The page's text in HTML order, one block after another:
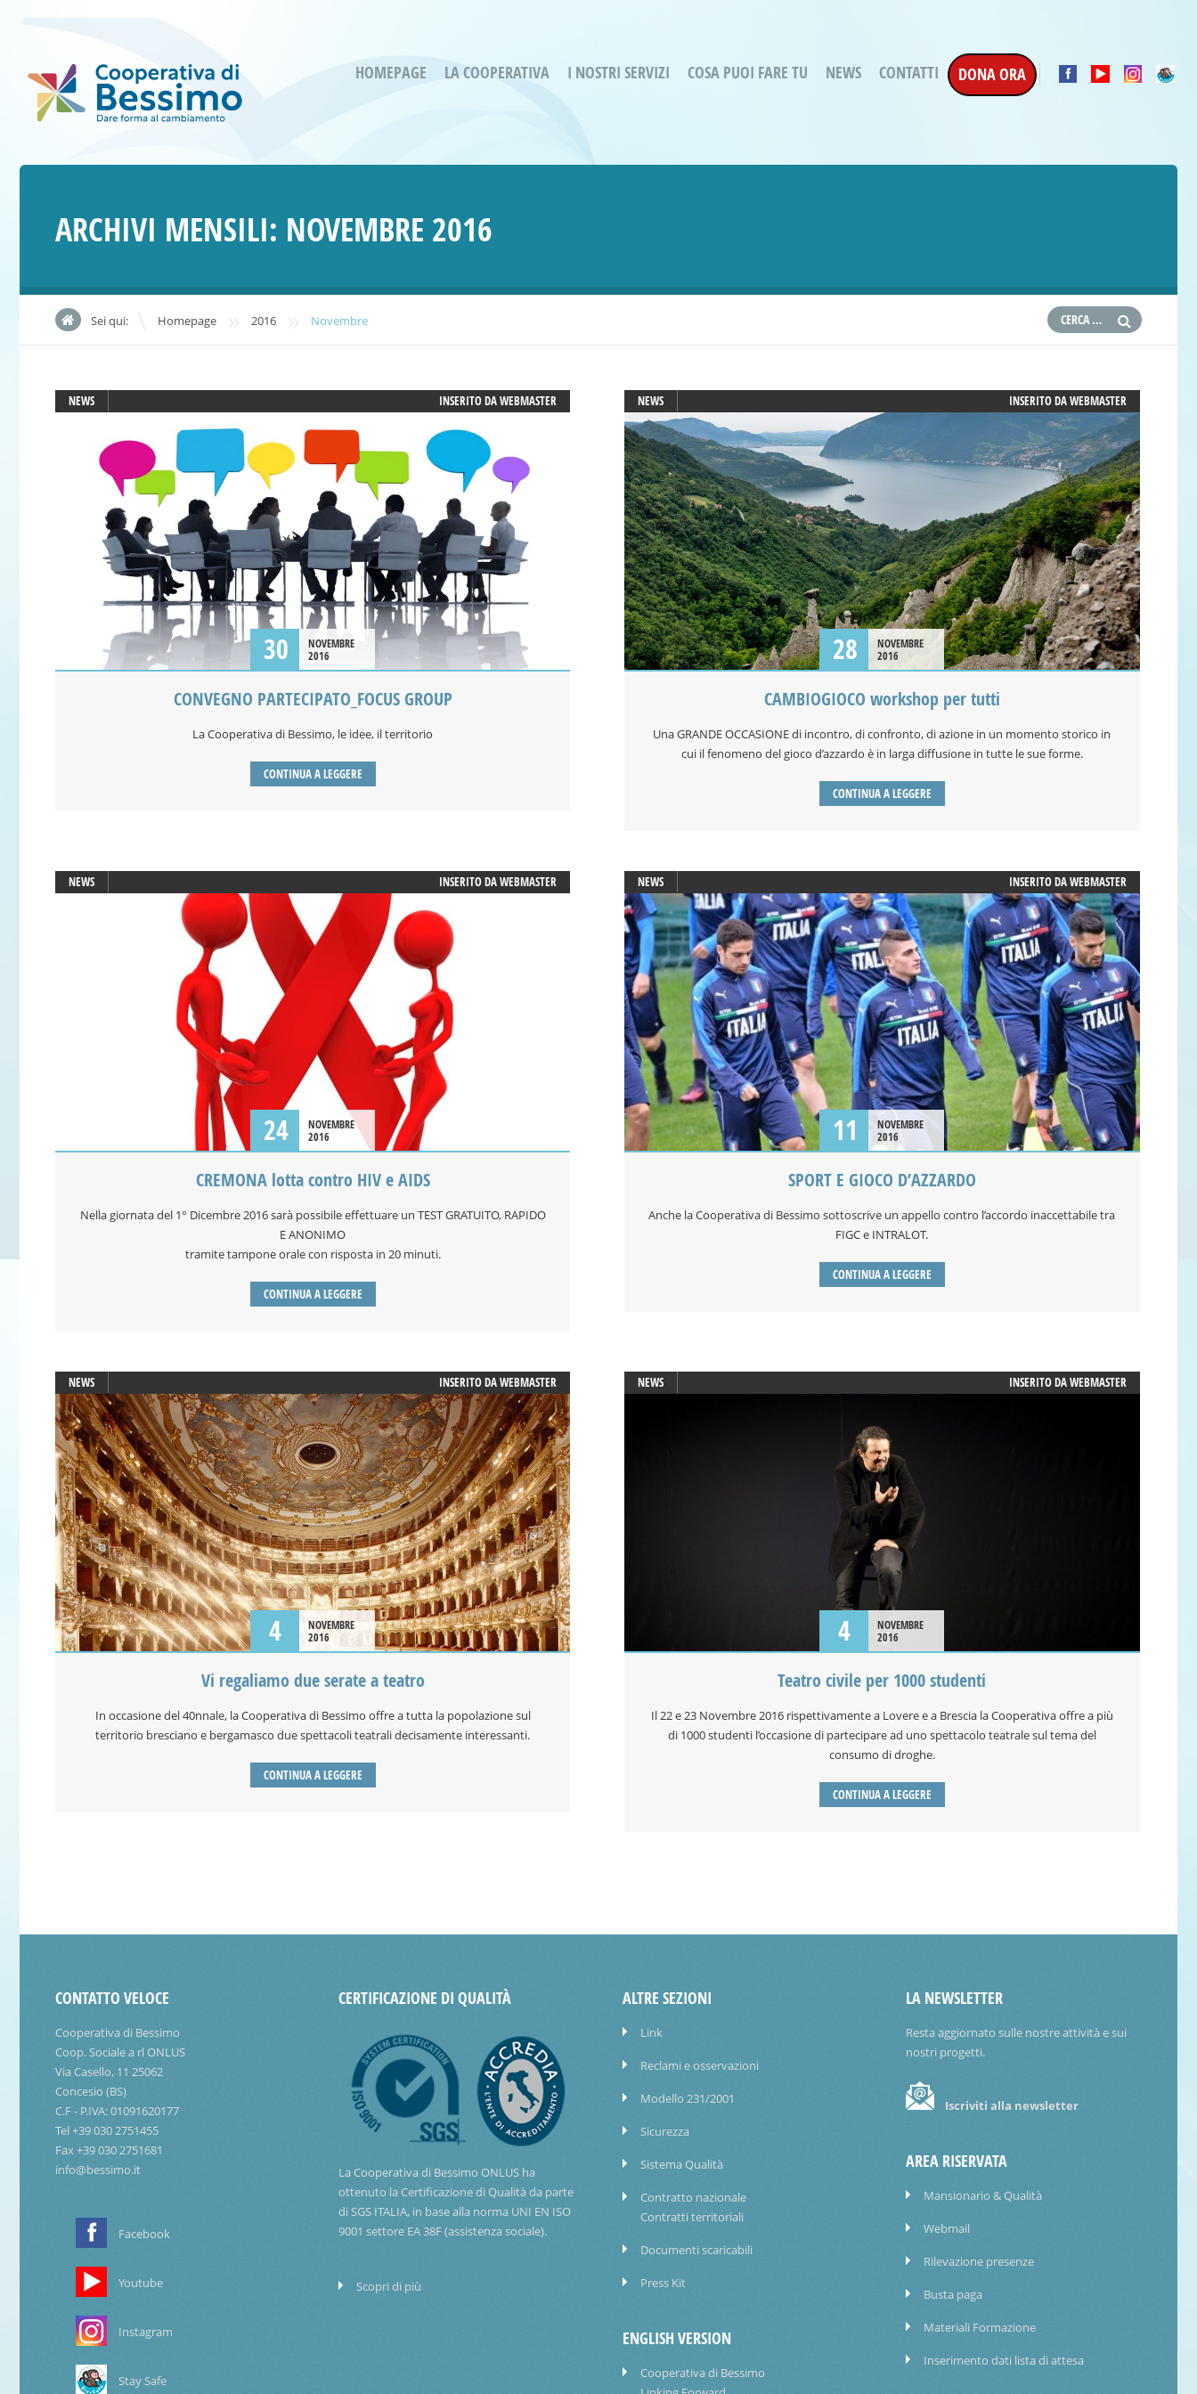
HOMEPAGE LA COOPERATIVA I NOSTRI SERVIZI
Bessimo Due
ergoterapica
COSA PUOI FARE TU NEWS CONTATTI DONA ORA
ARCHIVI MENSILI: NOVEMBRE 2016
Sei qui: Homepage » 2016 » Novembre
NEWS INSERITO DAWEBMASTER
30
NOVEMBRE
2016
CONVEGNO PARTECIPATO_FOCUS GROUP
La Cooperativa di Bessimo, le idee, il territorio
CONTINUA A LEGGERE
NEWS INSERITO DAWEBMASTER
28
NOVEMBRE
2016
CAMBIOGIOCO workshop per tutti
Una GRANDE OCCASIONE di incontro, di confronto, di azione in un momento storico in
cui il fenomeno del gioco d’azzardo è in larga diffusione in tutte le sue forme.
CONTINUA A LEGGERE
NEWS INSERITO DAWEBMASTER
24
NOVEMBRE
2016
CREMONA lotta contro HIV e AIDS
Nella giornata del 1° Dicembre 2016 sarà possibile effettuare un TEST GRATUITO, RAPIDO
E ANONIMO
tramite tampone orale con risposta in 20 minuti.
CONTINUA A LEGGERE
NEWS INSERITO DAWEBMASTER
11
NOVEMBRE
2016
SPORT E GIOCO D’AZZARDO
Anche la Cooperativa di Bessimo sottoscrive un appello contro l’accordo inaccettabile tra
FIGC e INTRALOT.
CONTINUA A LEGGERE
NEWS INSERITO DAWEBMASTER
4
NOVEMBRE
2016
Vi regaliamo due serate a teatro
In occasione del 40nnale, la Cooperativa di Bessimo offre a tutta la popolazione sul
territorio bresciano e bergamasco due spettacoli teatrali decisamente interessanti.
CONTINUA A LEGGERE
NEWS INSERITO DAWEBMASTER
4
NOVEMBRE
2016
Teatro civile per 1000 studenti
Il 22 e 23 Novembre 2016 rispettivamente a Lovere e a Brescia la Cooperativa offre a più
di 1000 studenti l’occasione di partecipare ad uno spettacolo teatrale sul tema del
consumo di droghe.
CONTINUA A LEGGERE
CONTATTO VELOCE
Cooperativa di Bessimo
Coop. Sociale a rl ONLUS
Via Casello, 11 25062
Concesio (BS)
C.F - P.IVA: 01091620177
Tel +39 030 2751455
Fax +39 030 2751681
info@bessimo.it
Facebook
Youtube
Instagram
Stay Safe
CERTIFICAZIONE DI QUALITÀ
La Cooperativa di Bessimo ONLUS ha
ottenuto la Certificazione di Qualità da parte
di SGS ITALIA, in base alla norma UNI EN ISO
9001 settore EA 38F (assistenza sociale).
Scopri di più
ALTRE SEZIONI
Link
Reclami e osservazioni
Modello 231/2001
Sicurezza
Sistema Qualità
Contratto nazionale
Contratti territoriali
Documenti scaricabili
Press Kit
ENGLISH VERSION
Cooperativa di Bessimo
LA NEWSLETTER
Resta aggiornato sulle nostre attività e sui
nostri progetti.
Iscriviti alla newsletter
AREA RISERVATA
Mansionario & Qualità
Webmail
Rilevazione presenze
Busta paga
Materiali Formazione
Inserimento dati lista di attesa